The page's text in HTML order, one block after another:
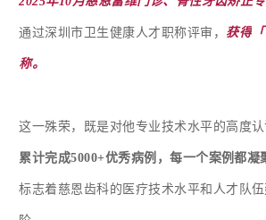
通过深圳市卫生健康人才职称评审 ， 获得
称。
这一殊荣，既是对他专业技术水平的高度认
累计完成5000+优秀病例，每一个案例都凝
标志着慈恩齿科的医疗技术水平和人才队